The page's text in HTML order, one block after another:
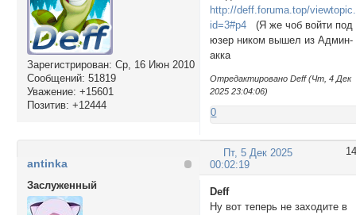
Зарегистрирован: Ср, 16 Июн 2010
Сообщений: 51819
Уважение: +15601
Позитив: +12444
http://deff.foruma.top/
id=3#p4 (Я же чоб войти под
юзер ником вышел из Админ-
акка
Отредактировано Deff (Чт, 4 Дек
2025 23:04:06)
0
14
Пт, 5 Дек 2025
00:02:19
antinka
Заслуженный
Deff
Ну вот теперь не заходите в